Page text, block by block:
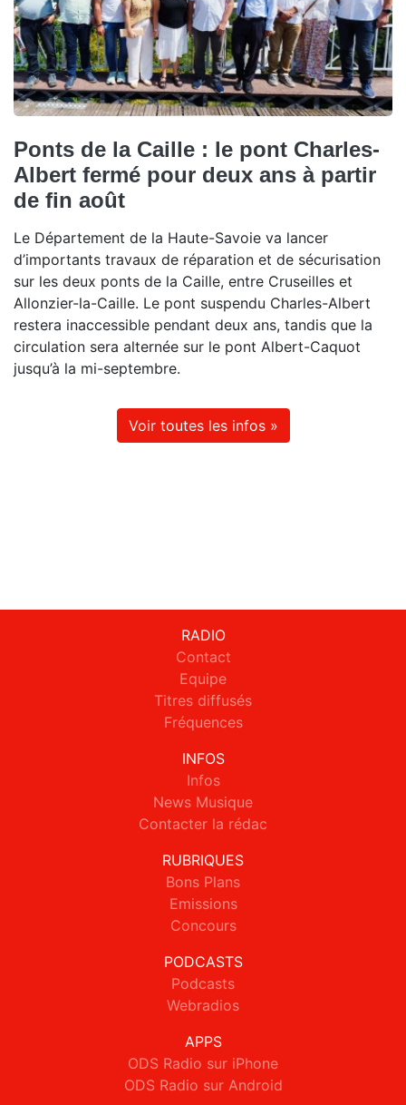
Ponts de la Caille : le pont Charles-
Albert fermé pour deux ans à partir
de fin août
Le Département de la Haute-Savoie va lancer
d’importants travaux de réparation et de sécurisation
sur les deux ponts de la Caille, entre Cruseilles et
Allonzier-la-Caille. Le pont suspendu Charles-Albert
restera inaccessible pendant deux ans, tandis que la
circulation sera alternée sur le pont Albert-Caquot
jusqu’à la mi-septembre.
Voir toutes les infos »
RADIO
Contact
Equipe
Titres diffusés
Fréquences
INFOS
Infos
News Musique
Contacter la rédac
RUBRIQUES
Bons Plans
Emissions
Concours
PODCASTS
Podcasts
Webradios
APPS
ODS Radio sur iPhone
ODS Radio sur Android